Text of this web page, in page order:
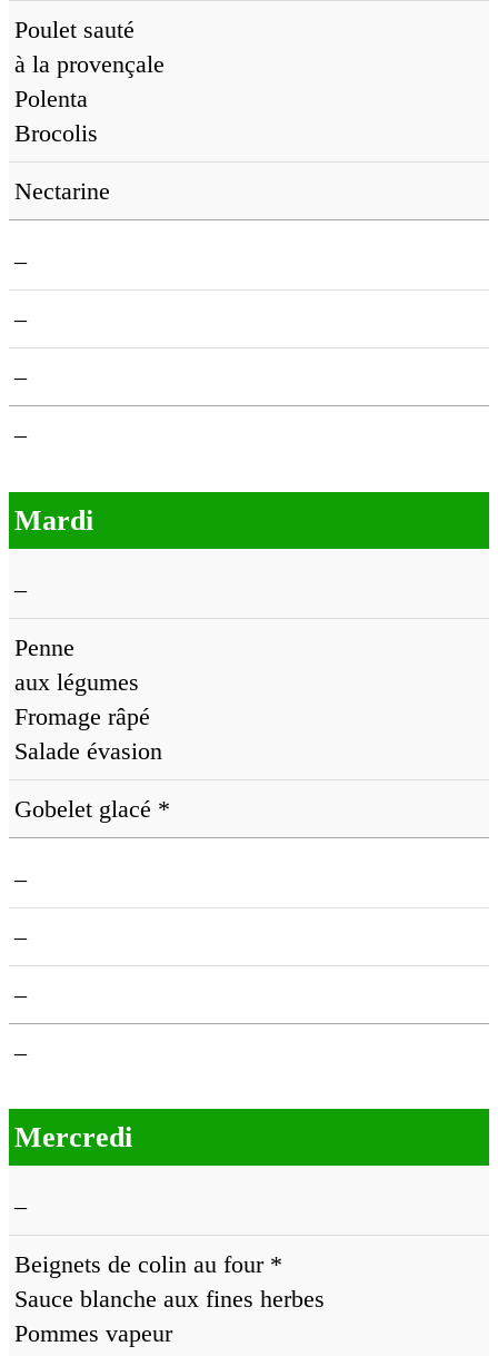
Poulet sauté
à la provençale
Polenta
Brocolis
Nectarine
–
–
–
–
Mardi
–
Penne
aux légumes
Fromage râpé
Salade évasion
Gobelet glacé *
–
–
–
–
Mercredi
–
Beignets de colin au four *
Sauce blanche aux fines herbes
Pommes vapeur